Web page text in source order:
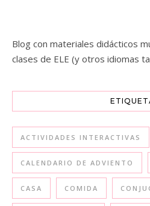
Blog con materiales didácticos
clases de ELE (y otros idiomas
ACTIVIDADES INTERACTIVAS
CALENDARIO DE ADVIENTO
CASA COMIDA